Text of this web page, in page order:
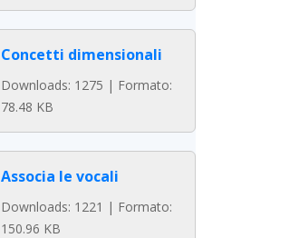
Concetti dimensionali
Downloads: 1275 | Formato:
78.48 KB
Associa le vocali
Downloads: 1221 | Formato:
150.96 KB